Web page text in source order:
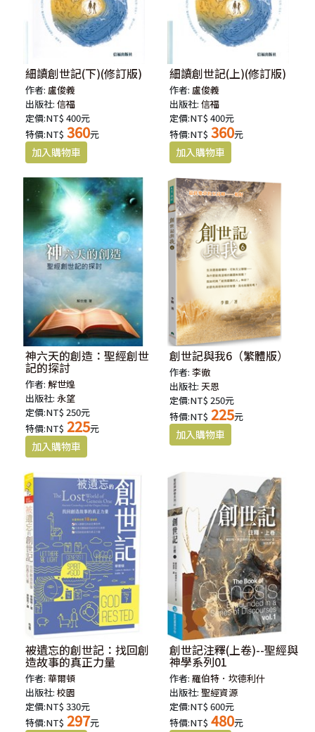
細讀創世記(下)(修訂版)
作者:盧俊義
出版社:信福
定價:NT$ 400元
特價:NT$ 360元
細讀創世記(上)(修訂版)
作者:盧俊義
出版社:信福
定價:NT$ 400元
特價:NT$ 360元
神六天的創造：聖經創世
記的探討
作者:解世煌
出版社:永望
定價:NT$ 250元
特價:NT$ 225元
創世記與我6（繁體版）
作者:李徹
出版社:天恩
定價:NT$ 250元
特價:NT$ 225元
被遺忘的創世記：找回創
造故事的真正力量
作者:華爾頓
出版社:校園
定價:NT$ 330元
特價:NT$ 297元
創世記注釋(上卷)--聖經與
神學系列01
作者:羅伯特．坎德利什
出版社:聖經資源
定價:NT$ 600元
特價:NT$ 480元